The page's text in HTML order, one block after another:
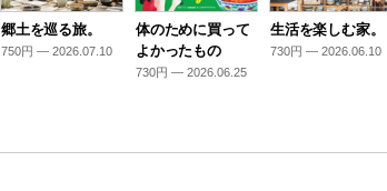
郷土を巡る旅。
750円 — 2026.07.10
体のために買って
よかったもの
730円 — 2026.06.25
生活を楽しむ家。
730円 — 2026.06.10